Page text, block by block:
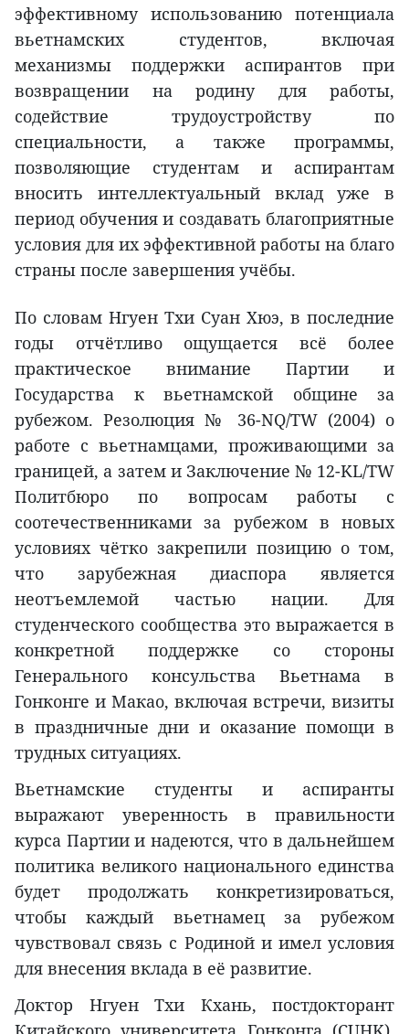
эффективному использованию потенциала
вьетнамских студентов, включая
механизмы поддержки аспирантов при
возвращении на родину для работы,
содействие трудоустройству по
специальности, а также программы,
позволяющие студентам и аспирантам
вносить интеллектуальный вклад уже в
период обучения и создавать благоприятные
условия для их эффективной работы на благо
страны после завершения учёбы.
По словам Нгуен Тхи Суан Хюэ, в последние
годы отчётливо ощущается всё более
практическое внимание Партии и
Государства к вьетнамской общине за
рубежом. Резолюция № 36-NQ/TW (2004) о
работе с вьетнамцами, проживающими за
границей, а затем и Заключение № 12-KL/TW
Политбюро по вопросам работы с
соотечественниками за рубежом в новых
условиях чётко закрепили позицию о том,
что зарубежная диаспора является
неотъемлемой частью нации. Для
студенческого сообщества это выражается в
конкретной поддержке со стороны
Генерального консульства Вьетнама в
Гонконге и Макао, включая встречи, визиты
в праздничные дни и оказание помощи в
трудных ситуациях.
Вьетнамские студенты и аспиранты
выражают уверенность в правильности
курса Партии и надеются, что в дальнейшем
политика великого национального единства
будет продолжать конкретизироваться,
чтобы каждый вьетнамец за рубежом
чувствовал связь с Родиной и имел условия
для внесения вклада в её развитие.
Доктор Нгуен Тхи Кхань, постдокторант